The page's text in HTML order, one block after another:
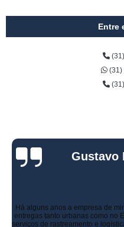
Entre
(31)
Gustavo
Há alguns anos a empresa de
entregas tanto urbanas como no
serviços de rastreamento e